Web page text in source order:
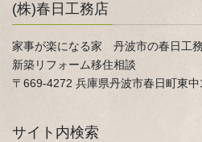
(株)春日工務店
家事が楽になる家 丹波市の春日工
新築リフォーム移住相談
〒669-4272 兵庫県丹波市春日町東中
サイト内検索